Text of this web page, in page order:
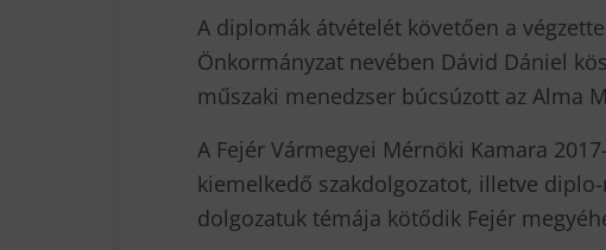
A diplomák átvételét követően a
Önkormányzat nevében Dávid Dániel
műszaki menedzser búcsúzott az Alma
A Fejér Vármegyei Mérnöki Kamara
kiemelkedő szakdolgozatot, illetve
dolgozatuk témája kötődik Fejér